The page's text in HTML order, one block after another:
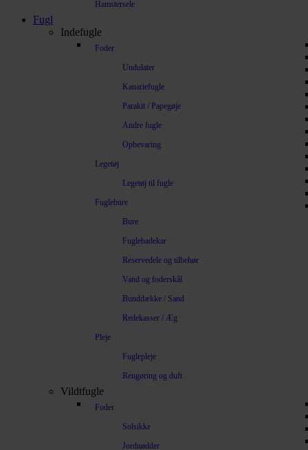
Hamstersele
Fugl
Indefugle
Foder
Undulater
Kanariefugle
Parakit / Papegøje
Andre fugle
Opbevaring
Legetøj
Legetøj til fugle
Fuglebure
Bure
Fuglebadekar
Reservedele og tilbehør
Vand og foderskål
Bunddække / Sand
Redekasser / Æg
Pleje
Fuglepleje
Rengøring og duft
Vildtfugle
Foder
Solsikke
Jordnødder